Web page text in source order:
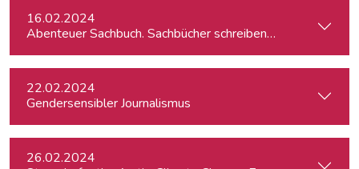
16.02.2024
Abenteuer Sachbuch. Sachbücher schreiben für
22.02.2024
Gendersensibler Journalismus
26.02.2024